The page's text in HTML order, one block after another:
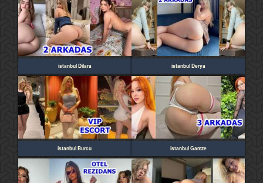
istanbul Dilara istanbul Derya
istanbul Burcu istanbul Gamze